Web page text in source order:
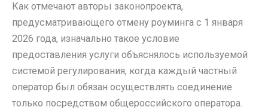
Как отмечают авторы законопроекта,
предусматривающего отмену роуминга с 1 января
2026 года, изначально такое условие
предоставления услуги объяснялось используемой
системой регулирования, когда каждый частный
оператор был обязан осуществлять соединение
только посредством общероссийского оператора.